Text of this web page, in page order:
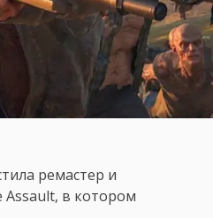
ремастер и
в котором